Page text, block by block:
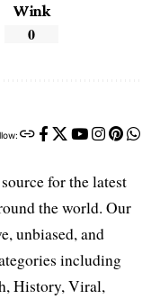
Wink
0
for the latest
the world. Our
unbiased, and
including
History, Viral,